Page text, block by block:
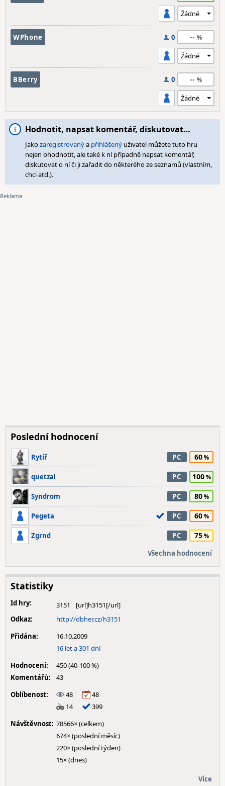
WPhone 0 --
BBerry 0 --
Hodnotit, napsat komentář, diskutovat…
Jakozaregistrovanýa přihlášený uživatel můžete tuto hru
nejen ohodnotit, ale také k ní případně napsat komentář,
diskutovat o ní či ji zařadit do některého ze seznamů (vlastním,
chci atd.).
Poslední hodnocení
Rytíř PC 60
quetzal PC 100
Syndrom PC 80
Pegeta PC 60
Zgrnd PC 75
Všechna hodnocení
Statistiky
Id hry:
3151
Odkaz:
http://dbher.cz/h3151
Přidána:
16.10.2009
16 let a 301 dní
Hodnocení:
450 (40-100 %)
Komentářů:
43
Oblíbenost:
48
48
14
399
Návštěvnost: 78566× (celkem)
674× (poslední měsíc)
220× (poslední týden)
15× (dnes)
Více